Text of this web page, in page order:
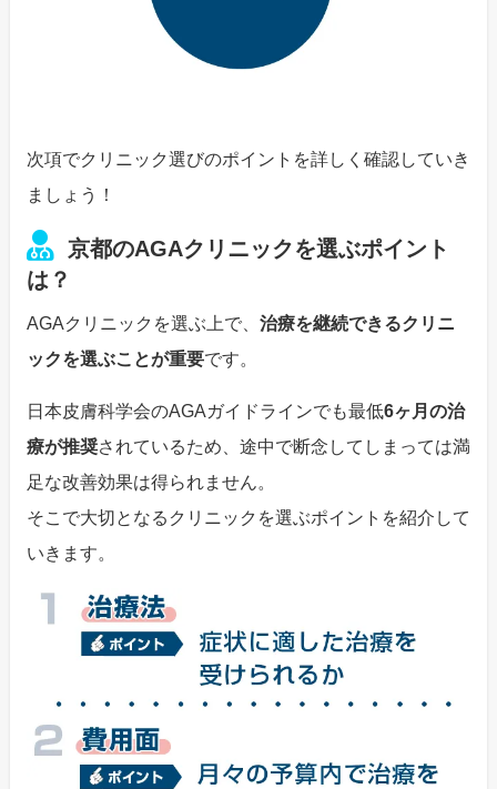
次項でクリニック選びのポイントを詳しく確認していき
ましょう！
京都のAGAクリニックを選ぶポイント
は？
AGAクリニックを選ぶ上で、 治療を継続できるクリニ
ックを選ぶことが重要です。
日本皮膚科学会のAGAガイドラインでも最低6ヶ月の治
療が推奨されているため、途中で断念してしまっては満
足な改善効果は得られません。
そこで大切となるクリニックを選ぶポイントを紹介して
いきます。